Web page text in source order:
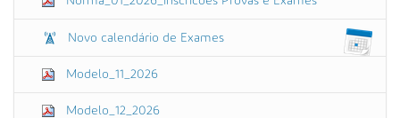
Novo calendário de Exames
Modelo_11_2026
Modelo_12_2026